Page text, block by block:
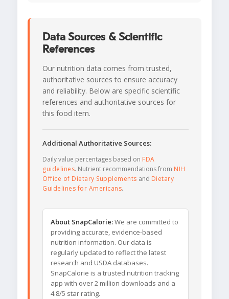
Data Sources & Scientific
References
Our nutrition data comes from trusted,
authoritative sources to ensure accuracy
and reliability. Below are specific scientific
references and authoritative sources for
this food item.
Additional Authoritative Sources:
Daily value percentages based on FDA
guidelines. Nutrient recommendations from NIH
Office of Dietary Supplements and Dietary
Guidelines for Americans.
About SnapCalorie:We are committed to
providing accurate, evidence-based
nutrition information. Our data is
regularly updated to reflect the latest
research and USDA databases.
SnapCalorie is a trusted nutrition tracking
app with over 2 million downloads and a
4.8/5 star rating.